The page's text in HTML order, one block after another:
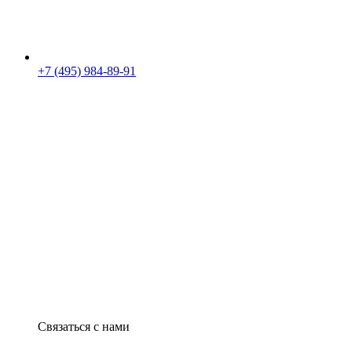
+7 (495) 984-89-91
Связаться с нами